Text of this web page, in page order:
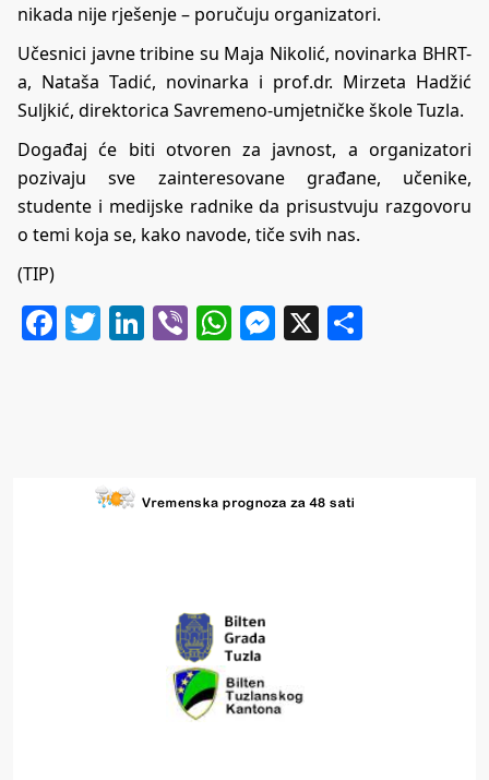
nikada nije rješenje – poručuju organizatori.
Učesnici javne tribine su Maja Nikolić, novinarka BHRT-
a, Nataša Tadić, novinarka i prof.dr. Mirzeta Hadžić
Suljkić, direktorica Savremeno-umjetničke škole Tuzla.
Događaj će biti otvoren za javnost, a organizatori
pozivaju sve zainteresovane građane, učenike,
studente i medijske radnike da prisustvuju razgovoru
o temi koja se, kako navode, tiče svih nas.
(TIP)
Facebook
Twitter
LinkedIn
ViberWhatsApp
Messenger
X